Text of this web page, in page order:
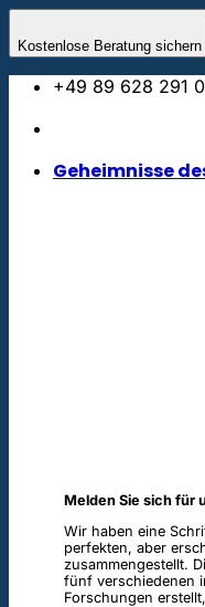
Kostenlose Beratung sichern
+49 89 628 291
Geheimnisse
Melden Sie sich für
Wir haben eine
perfekten, aber
zusammengestellt.
fünf verschiedenen
Forschungen